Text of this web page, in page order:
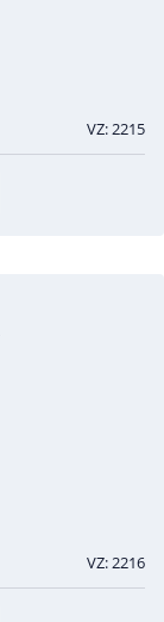
VZ: 2215
VZ: 2216